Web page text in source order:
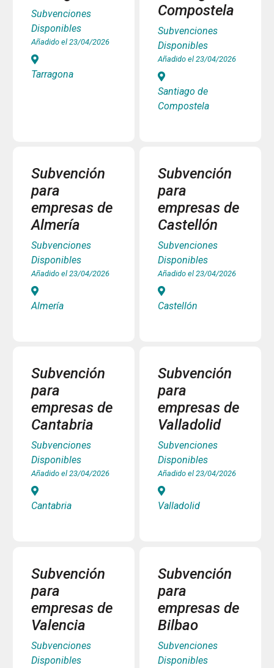
Subvenciones
Disponibles
Añadido el 23/04/2026
Tarragona
Compostela
Subvenciones
Disponibles
Añadido el 23/04/2026
Santiago de
Compostela
Subvención
para
empresas de
Almería
Subvenciones
Disponibles
Añadido el 23/04/2026
Almería
Subvención
para
empresas de
Castellón
Subvenciones
Disponibles
Añadido el 23/04/2026
Castellón
Subvención
para
empresas de
Cantabria
Subvenciones
Disponibles
Añadido el 23/04/2026
Cantabria
Subvención
para
empresas de
Valladolid
Subvenciones
Disponibles
Añadido el 23/04/2026
Valladolid
Subvención
para
empresas de
Valencia
Subvenciones
Disponibles
Subvención
para
empresas de
Bilbao
Subvenciones
Disponibles